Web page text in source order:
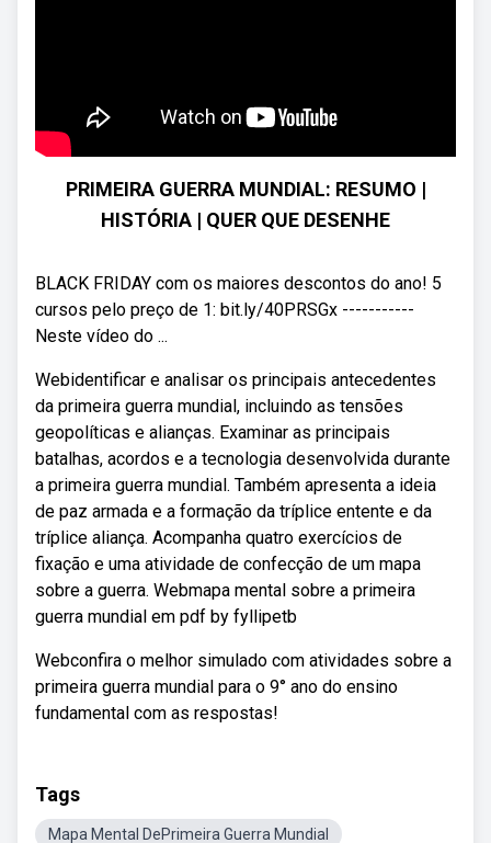
PRIMEIRA GUERRA MUNDIAL: RESUMO |
HISTÓRIA | QUER QUE DESENHE
BLACK FRIDAY com os maiores descontos do ano! 5
cursos pelo preço de 1: bit.ly/40PRSGx -----------
Neste vídeo do ...
Webidentificar e analisar os principais antecedentes
da primeira guerra mundial, incluindo as tensões
geopolíticas e alianças. Examinar as principais
batalhas, acordos e a tecnologia desenvolvida durante
a primeira guerra mundial. Também apresenta a ideia
de paz armada e a formação da tríplice entente e da
tríplice aliança. Acompanha quatro exercícios de
fixação e uma atividade de confecção de um mapa
sobre a guerra. Webmapa mental sobre a primeira
guerra mundial em pdf by fyllipetb
Webconfira o melhor simulado com atividades sobre a
primeira guerra mundial para o 9° ano do ensino
fundamental com as respostas!
Tags
Mapa Mental DePrimeira Guerra Mundial